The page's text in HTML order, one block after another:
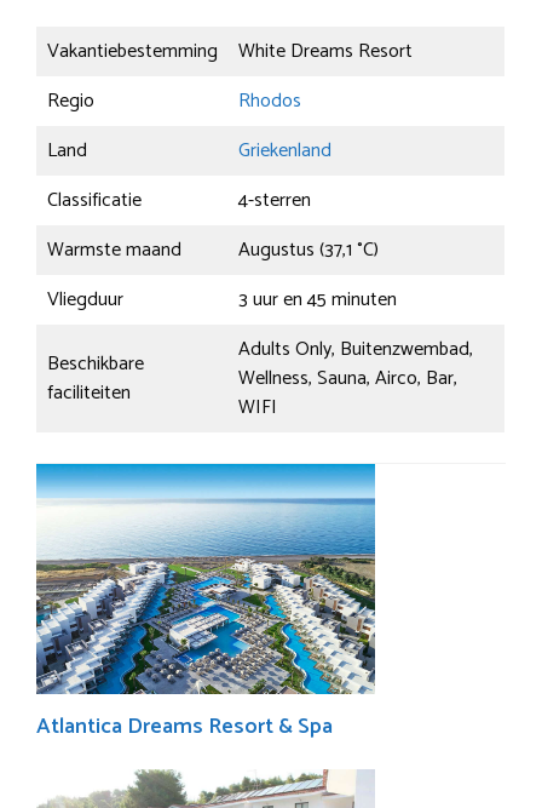
Vakantiebestemming
White Dreams Resort
Regio
Rhodos
Land
Griekenland
Classificatie
4-sterren
Warmste maand
Augustus (37,1 °C)
Vliegduur
3 uur en 45 minuten
Beschikbare
faciliteiten
Adults Only, Buitenzwembad,
Wellness, Sauna, Airco, Bar,
WIFI
Atlantica Dreams Resort & Spa